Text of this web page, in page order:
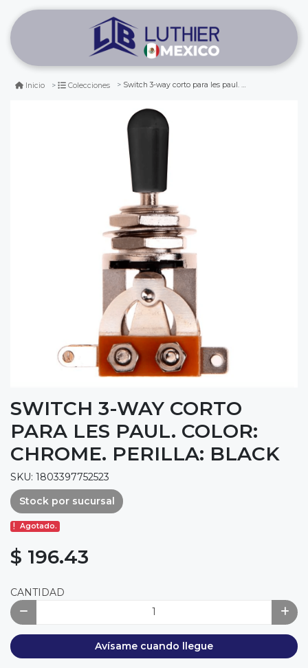
Inicio Colecciones Switch 3-way corto para les paul. color: chrome. perilla: black
SWITCH 3-WAY CORTO
PARA LES PAUL. COLOR:
CHROME. PERILLA: BLACK
SKU: 1803397752523
Stock por sucursal
Agotado.
$ 196.43
CANTIDAD
Avísame cuando llegue